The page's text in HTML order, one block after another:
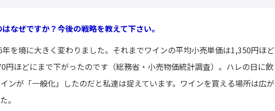
なぜですか？今後の戦略を教えて下さい。
を境に大きく変わりました。それまでワインの平均小売単価は1,350円ほど
円ほどにまで下がったのです（総務省・小売物価統計調査）。ハレの日に飲
ンが「一般化」したのだと私達は捉えています。ワインを買える場所は広が
。